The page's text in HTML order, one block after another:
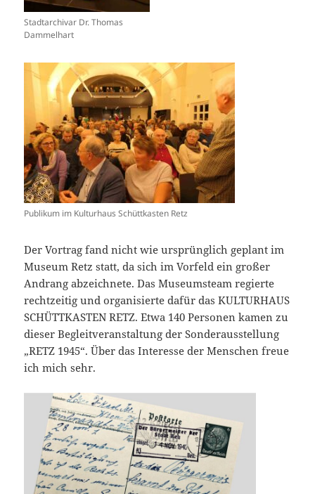
Stadtarchivar Dr. Thomas
Dammelhart
Publikum im Kulturhaus Schüttkasten Retz
Der Vortrag fand nicht wie ursprünglich geplant im
Museum Retz statt, da sich im Vorfeld ein großer
Andrang abzeichnete. Das Museumsteam regierte
rechtzeitig und organisierte dafür das KULTURHAUS
SCHÜTTKASTEN RETZ. Etwa 140 Personen kamen zu
dieser Begleitveranstaltung der Sonderausstellung
„RETZ 1945“. Über das Interesse der Menschen freue
ich mich sehr.